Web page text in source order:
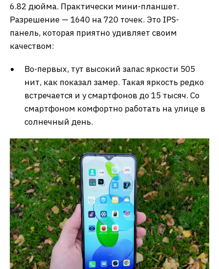
6.82 дюйма. Практически мини-планшет.
Разрешение — 1640 на 720 точек. Это IPS-
панель, которая приятно удивляет своим
качеством:
Во-первых, тут высокий запас яркости 505
нит, как показал замер. Такая яркость редко
встречается и у смартфонов до 15 тысяч. Со
смартфоном комфортно работать на улице в
солнечный день.